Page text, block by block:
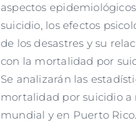
aspectos
suicidio, los efectos
de los desastres y su
con la mortalidad por
Se analizarán las
mortalidad por suicidio a
mundial y en Puerto Rico.